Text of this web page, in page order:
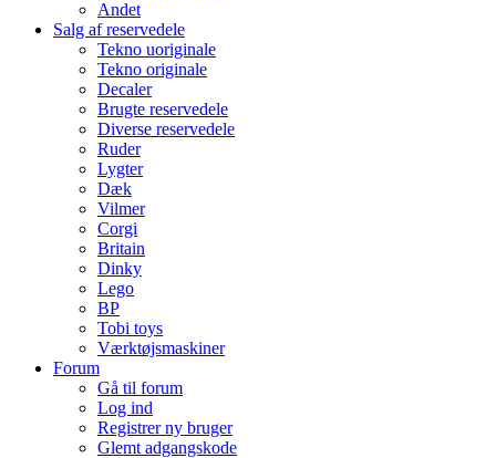
Andet
Salg af reservedele
Tekno uoriginale
Tekno originale
Decaler
Brugte reservedele
Diverse reservedele
Ruder
Lygter
Dæk
Vilmer
Corgi
Britain
Dinky
Lego
BP
Tobi toys
Værktøjsmaskiner
Forum
Gå til forum
Log ind
Registrer ny bruger
Glemt adgangskode